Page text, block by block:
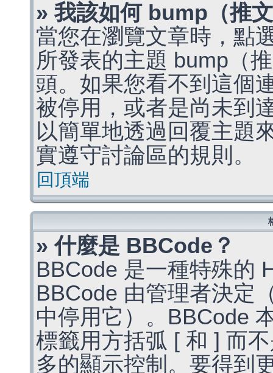
» 我該如何 bump（推
當您在瀏覽文章時，點
所發表的主題 bump（
頭。如果您看不到這個
被停用，或者是尚未到
以簡單地透過回覆主題
實遵守討論區的規則。
回頂端
» 什麼是 BBCode？
BBCode 是一種特殊的
BBCode 由管理者決定
中停用它）。BBCode
標籤用方括弧 [ 和 ] 而
多的顯示控制。要得到